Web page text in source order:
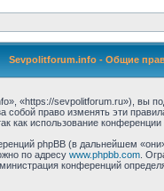
Sevpolitforum.info - Общие
«https://sevpolitforum.ru»), вы
право изменять эти
использование
phpBB (в дальнейшем
по адресу www.phpbb.com.
конференций